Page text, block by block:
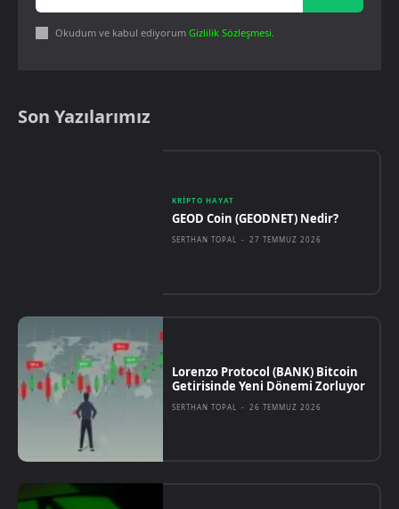
Okudum ve kabul ediyorum Gizlilik Sözleşmesi
Son Yazılarımız
KRIPTO HAYAT
GEOD Coin (GEODNET) Nedir?
SERTHAN TOPAL - 27 TEMMUZ 2026
Lorenzo Protocol (BANK) Bitcoin
Getirisinde Yeni Dönemi Zorluyor
SERTHAN TOPAL - 26 TEMMUZ 2026